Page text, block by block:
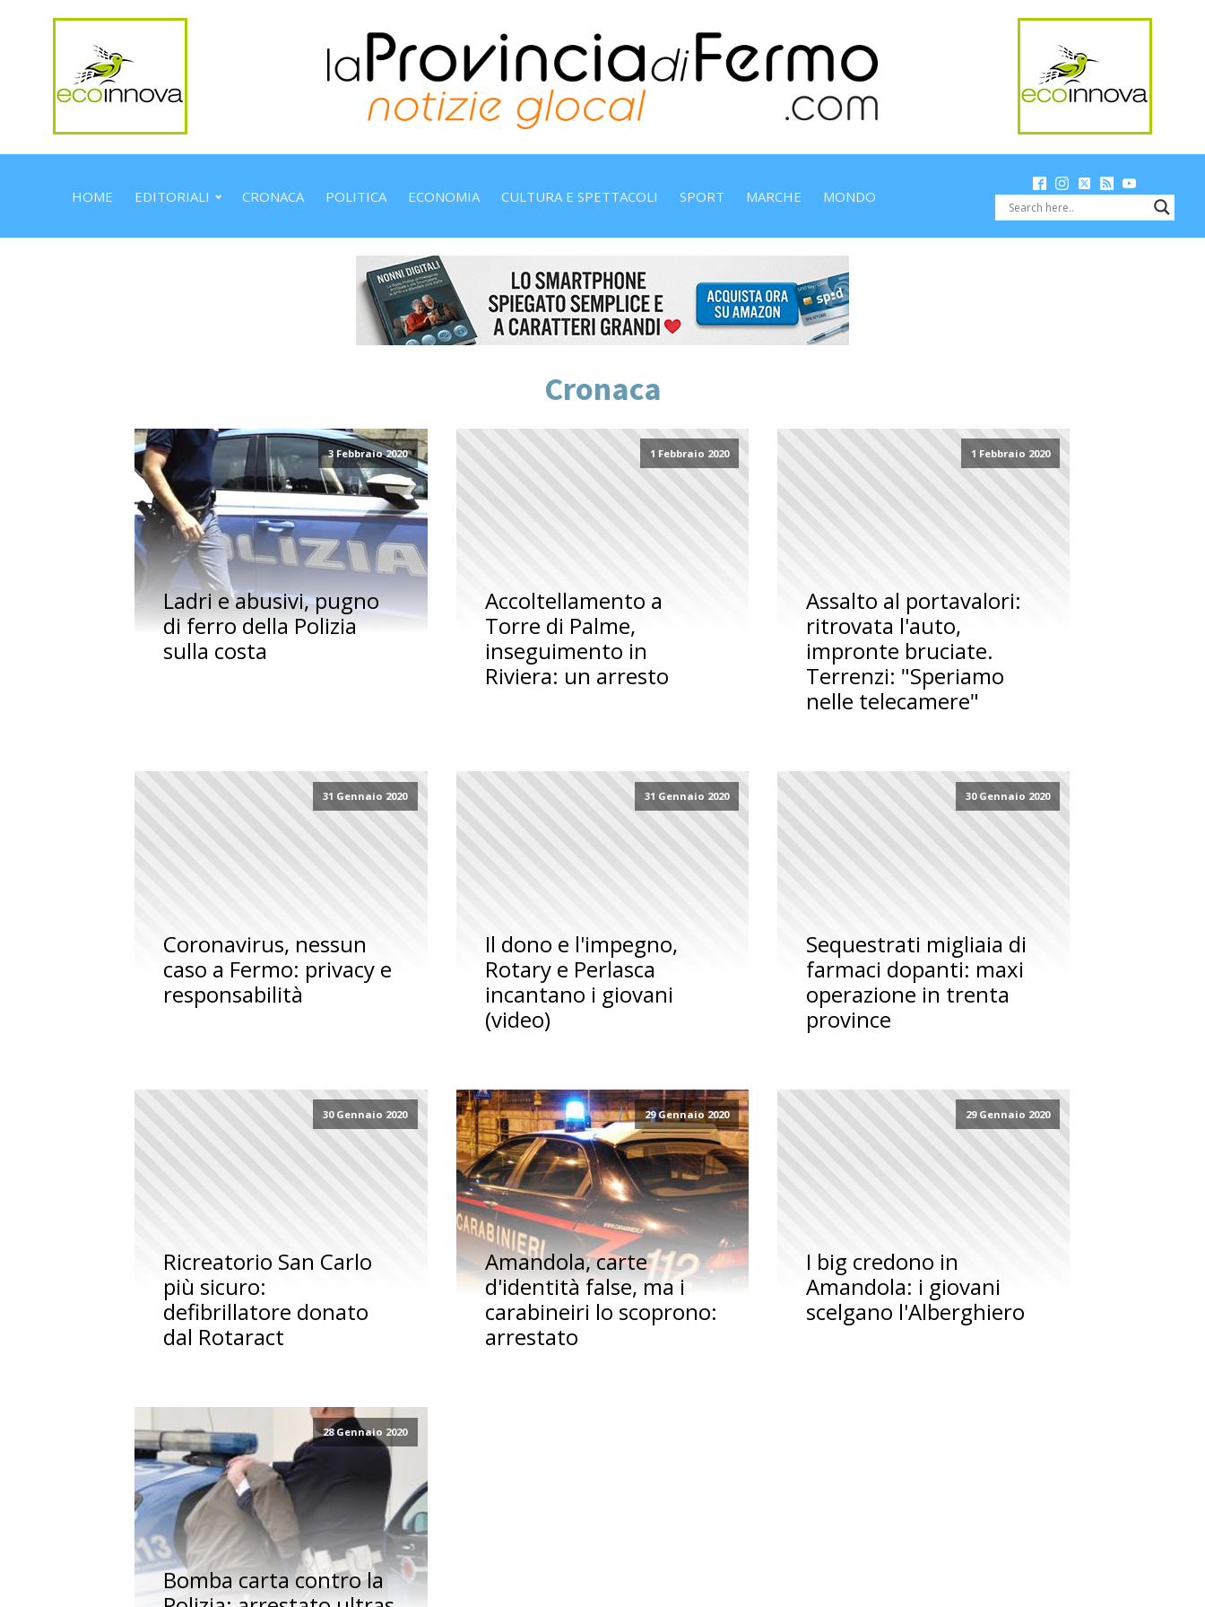
HOME EDITORIALI CRONACA POLITICA ECONOMIA CULTURA E SPETTACOLI SPORT MARCHE MONDO
Cronaca
3 Febbraio 2020
Ladri e abusivi, pugno
di ferro della Polizia
sulla costa
1 Febbraio 2020
Accoltellamento a
Torre di Palme,
inseguimento in
Riviera: un arresto
1 Febbraio 2020
Assalto al portavalori:
ritrovata l'auto,
impronte bruciate.
Terrenzi: "Speriamo
nelle telecamere"
31 Gennaio 2020
Coronavirus, nessun
caso a Fermo: privacy e
responsabilità
31 Gennaio 2020
Il dono e l'impegno,
Rotary e Perlasca
incantano i giovani
(video)
30 Gennaio 2020
Sequestrati migliaia di
farmaci dopanti: maxi
operazione in trenta
province
30 Gennaio 2020
Ricreatorio San Carlo
più sicuro:
defibrillatore donato
dal Rotaract
29 Gennaio 2020
Amandola, carte
d'identità false, ma i
carabineiri lo scoprono:
arrestato
29 Gennaio 2020
I big credono in
Amandola: i giovani
scelgano l'Alberghiero
28 Gennaio 2020
Bomba carta contro la